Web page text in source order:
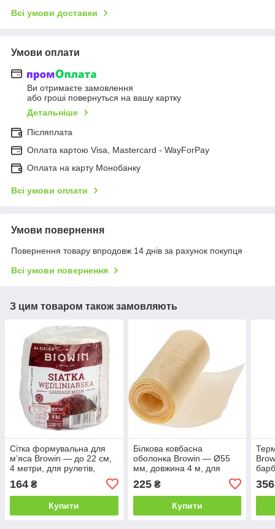
Всі умови доставки
Умови оплати
Ви отримаєте замовлення
або гроші повернуться на вашу картку
Детальніше
Післяплата
Оплата картою Visa, Mastercard - WayForPay
Оплата на карту Монобанку
Всі умови оплати
Умови повернення
Повернення товару впродовж 14 днів за рахунок покупця
Всі умови повернення
З цим товаром також замовляють
Сітка формувальна для
мʼяса Browin — до 22 см,
4 метри, для рулетів,
164 ₴
Купити
Білкова ковбасна
оболонка Browin — Ø55
мм, довжина 4 м, для
варених і копчених ковбас
225₴
Купити
356